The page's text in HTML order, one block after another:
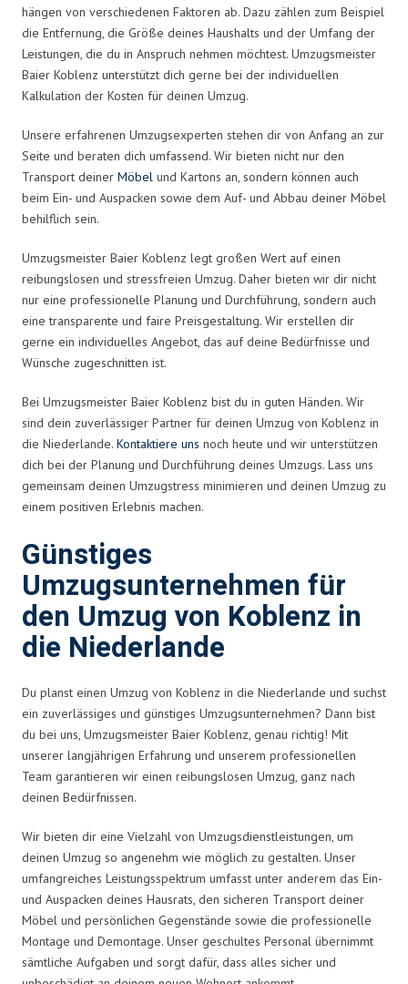
hängen von verschiedenen Faktoren ab. Dazu zählen zum Beispiel
die Entfernung, die Größe deines Haushalts und der Umfang der
Leistungen, die du in Anspruch nehmen möchtest. Umzugsmeister
Baier Koblenz unterstützt dich gerne bei der individuellen
Kalkulation der Kosten für deinen Umzug.
Unsere erfahrenen Umzugsexperten stehen dir von Anfang an zur
Seite und beraten dich umfassend. Wir bieten nicht nur den
Transport deiner Möbel und Kartons an, sondern können auch
beim Ein- und Auspacken sowie dem Auf- und Abbau deiner Möbel
behilflich sein.
Umzugsmeister Baier Koblenz legt großen Wert auf einen
reibungslosen und stressfreien Umzug. Daher bieten wir dir nicht
nur eine professionelle Planung und Durchführung, sondern auch
eine transparente und faire Preisgestaltung. Wir erstellen dir
gerne ein individuelles Angebot, das auf deine Bedürfnisse und
Wünsche zugeschnitten ist.
Bei Umzugsmeister Baier Koblenz bist du in guten Händen. Wir
sind dein zuverlässiger Partner für deinen Umzug von Koblenz in
die Niederlande. Kontaktiere uns noch heute und wir unterstützen
dich bei der Planung und Durchführung deines Umzugs. Lass uns
gemeinsam deinen Umzugstress minimieren und deinen Umzug zu
einem positiven Erlebnis machen.
Günstiges
Umzugsunternehmen für
den Umzug von Koblenz in
die Niederlande
Du planst einen Umzug von Koblenz in die Niederlande und suchst
ein zuverlässiges und günstiges Umzugsunternehmen? Dann bist
du bei uns, Umzugsmeister Baier Koblenz, genau richtig! Mit
unserer langjährigen Erfahrung und unserem professionellen
Team garantieren wir einen reibungslosen Umzug, ganz nach
deinen Bedürfnissen.
Wir bieten dir eine Vielzahl von Umzugsdienstleistungen, um
deinen Umzug so angenehm wie möglich zu gestalten. Unser
umfangreiches Leistungsspektrum umfasst unter anderem das Ein-
und Auspacken deines Hausrats, den sicheren Transport deiner
Möbel und persönlichen Gegenstände sowie die professionelle
Montage und Demontage. Unser geschultes Personal übernimmt
sämtliche Aufgaben und sorgt dafür, dass alles sicher und